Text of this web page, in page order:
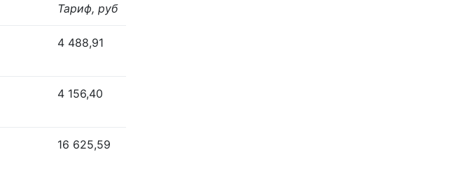
Тариф, руб
4 488,91
4 156,40
16 625,59